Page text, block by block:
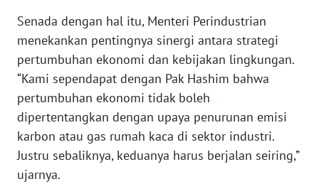
Senada dengan hal itu, Menteri Perindustrian
menekankan pentingnya sinergi antara strategi
pertumbuhan ekonomi dan kebijakan lingkungan.
“Kami sependapat dengan Pak Hashim bahwa
pertumbuhan ekonomi tidak boleh
dipertentangkan dengan upaya penurunan emisi
karbon atau gas rumah kaca di sektor industri.
Justru sebaliknya, keduanya harus berjalan seiring,”
ujarnya.
WN
BANTEN
WN
NTT
WN
KEPRI